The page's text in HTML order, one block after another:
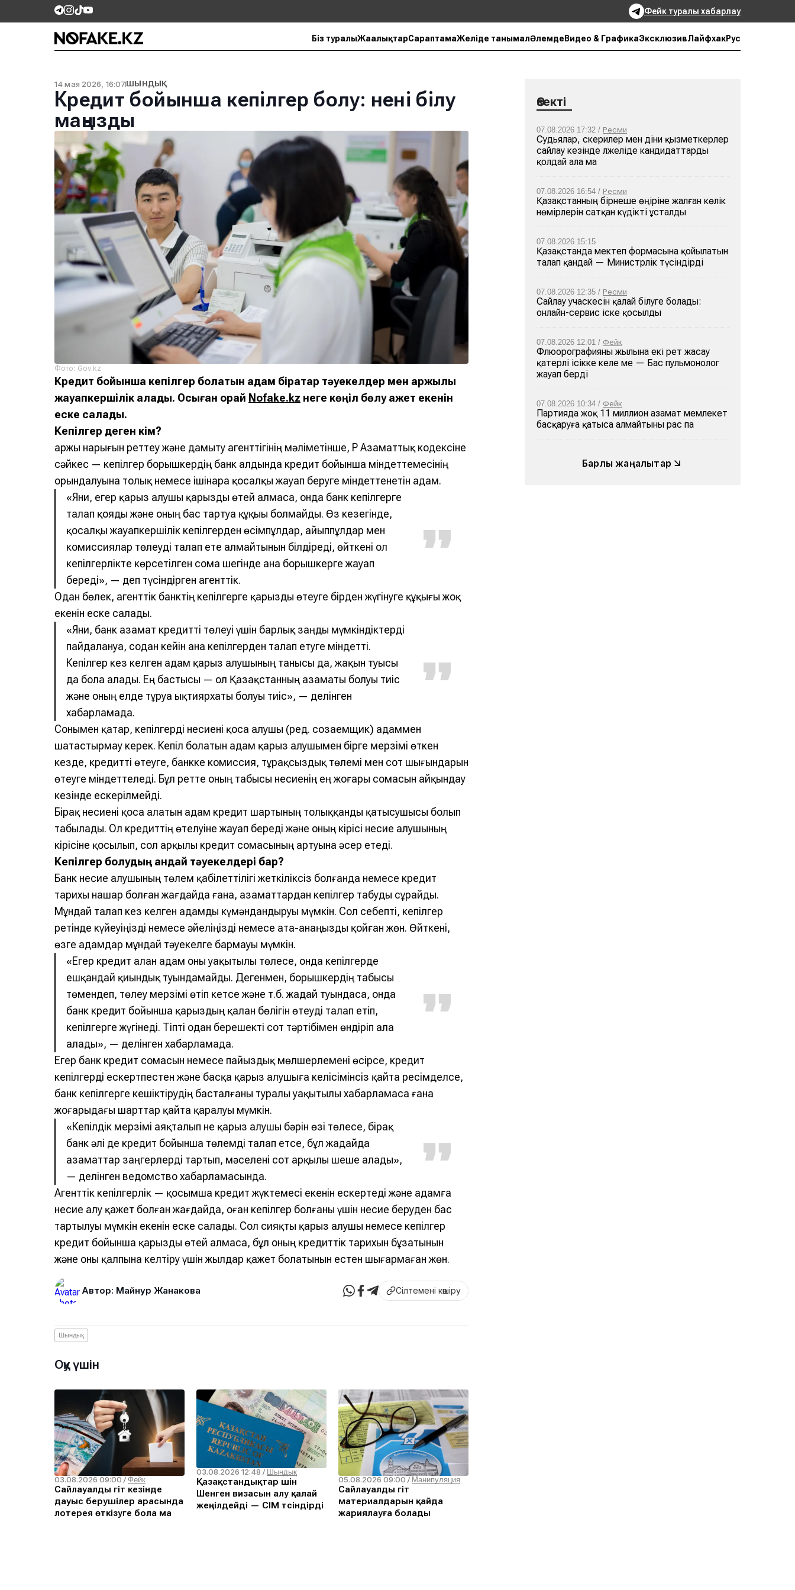
Фейк туралы хабарлау
Біз туралыЖаңалықтарСараптамаЖеліде танымалӘлемде Видео & ГрафикаЭксклюзивЛайфхакРус
14 мая 2026, 16:07ШЫНДЫҚ
Кредит бойынша кепілгер болу: нені білу
маңызды
Фото: Gov.kz
Кредит бойынша кепілгер болатын адам бірқатар тәуекелдер мен қаржылық
жауапкершілік алады. Осыған орай Nofake.kz неге көңіл бөлу қажет екенін
еске салады.
Кепілгер деген кім?
Қаржы нарығын реттеу және дамыту агенттігінің мәліметінше, ҚР Азаматтық кодексіне
сәйкес — кепілгер борышкердің банк алдында кредит бойынша мiндеттемесiнiң
орындалуына толық немесе iшiнара қосалқы жауап беруге мiндеттенетін адам.
«Яғни, егер қарыз алушы қарызды өтей алмаса, онда банк кепілгерге
талап қояды және оның бас тартуға құқығы болмайды. Өз кезегінде,
қосалқы жауапкершілік кепілгерден өсімпұлдар, айыппұлдар мен
комиссиялар төлеуді талап ете алмайтынын білдіреді, өйткені ол
кепілгерлікте көрсетілген сома шегінде ғана борышкерге жауап
береді», — деп түсіндірген агенттік.
Одан бөлек, агенттік банктің кепілгерге қарызды өтеуге бірден жүгінуге құқығы жоқ
екенін еске салады.
«Яғни, банк азамат кредитті төлеуі үшін барлық заңды мүмкіндіктерді
пайдалануға, содан кейін ғана кепілгерден талап етуге міндетті.
Кепілгер кез келген адам қарыз алушының танысы да, жақын туысы
да бола алады. Ең бастысы — ол Қазақстанның азаматы болуы тиіс
және оның елде тұруға ықтиярхаты болуы тиіс», — делінген
хабарламада.
Сонымен қатар, кепілгерді несиені қоса алушы (ред. созаемщик) адаммен
шатастырмау керек. Кепiл болатын адам қарыз алушымен бiрге мерзiмi өткен
кезде, кредитті өтеуге, банкке комиссия, тұрақсыздық төлемі мен сот шығындарын
өтеуге мiндеттеледі. Бұл ретте оның табысы несиенің ең жоғары сомасын айқындау
кезінде ескерілмейді.
Бірақ несиені қоса алатын адам кредит шартының толыққанды қатысушысы болып
табылады. Ол кредиттің өтелуіне жауап береді және оның кірісі несие алушының
кірісіне қосылып, сол арқылы кредит сомасының артуына әсер етеді.
Кепілгер болудың қандай тәуекелдері бар?
Банк несие алушының төлем қабілеттілігі жеткіліксіз болғанда немесе кредит
тарихы нашар болған жағдайда ғана, азаматтардан кепілгер табуды сұрайды.
Мұндай талап кез келген адамды күмәндандыруы мүмкін. Сол себепті, кепілгер
ретінде күйеуіңізді немесе әйеліңізді немесе ата-анаңызды қойған жөн. Өйткені,
өзге адамдар мұндай тәуекелге бармауы мүмкін.
«Егер кредит алған адам оны уақытылы төлесе, онда кепілгерде
ешқандай қиындық туындамайды. Дегенмен, борышкердің табысы
төмендеп, төлеу мерзімі өтіп кетсе және т.б. жағдай туындаса, онда
банк кредит бойынша қарыздың қалған бөлігін өтеуді талап етіп,
кепілгерге жүгінеді. Тіпті одан берешекті сот тәртібімен өндіріп ала
алады», — делінген хабарламада.
Егер банк кредит сомасын немесе пайыздық мөлшерлемені өсірсе, кредит
кепілгерді ескертпестен және басқа қарыз алушыға келісімінсіз қайта ресімделсе,
банк кепілгерге кешіктірудің басталғаны туралы уақытылы хабарламаса ғана
жоғарыдағы шарттар қайта қаралуы мүмкін.
«Кепілдік мерзімі аяқталып не қарыз алушы бәрін өзі төлесе, бірақ
банк әлі де кредит бойынша төлемді талап етсе, бұл жағдайда
азаматтар заңгерлерді тартып, мәселені сот арқылы шеше алады»,
— делінген ведомство хабарламасында.
Агенттік кепілгерлік — қосымша кредит жүктемеcі екенін ескертеді және адамға
несие алу қажет болған жағдайда, оған кепілгер болғаны үшін несие беруден бас
тартылуы мүмкін екенін еске салады. Сол сияқты қарыз алушы немесе кепілгер
кредит бойынша қарызды өтей алмаса, бұл оның кредиттік тарихын бұзатынын
және оны қалпына келтіру үшін жылдар қажет болатынын естен шығармаған жөн.
Автор: Майнур Жанакова Сілтемені көшіру
Шындық
Оқу үшін
03.08.2026 09:00 /Фейк
Сайлауалды үгіт кезінде
дауыс берушілер арасында
лотерея өткізуге бола ма
03.08.2026 12:48 / Шындық
Қазақстандықтар үшін
Шенген визасын алу қалай
жеңілдейді — СІМ түсіндірді
05.08.2026 09:00 / Манипуляция
Сайлауалды үгіт
материалдарын қайда
жариялауға болады
Өзекті
07.08.2026 17:32 / Ресми
Судьялар, әскерилер мен діни қызметкерлер
сайлау кезінде әлжеліде кандидаттарды
қолдай ала ма
07.08.2026 16:54 / Ресми
Қазақстанның бірнеше өңіріне жалған көлік
нөмірлерін сатқан күдікті ұсталды
07.08.2026 15:15
Қазақстанда мектеп формасына қойылатын
талап қандай — Министрлік түсіндірді
07.08.2026 12:35 / Ресми
Сайлау учаскесін қалай білуге болады:
онлайн-сервис іске қосылды
07.08.2026 12:01 / Фейк
Флюорографияны жылына екі рет жасау
қатерлі ісікке әкеле ме — Бас пульмонолог
жауап берді
07.08.2026 10:34 / Фейк
Партияда жоқ 11 миллион азамат мемлекет
басқаруға қатыса алмайтыны рас па
Барлық жаңалықтар